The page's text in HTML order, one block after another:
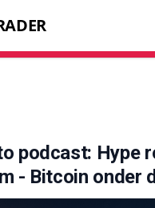
podcast: Hype
- Bitcoin onder